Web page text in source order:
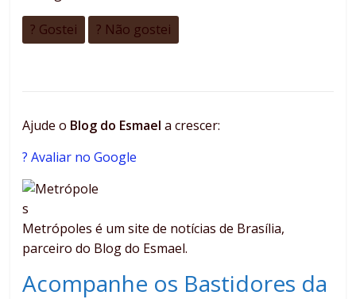
? Gostei ? Não gostei
Ajude o Blog do Esmael a crescer:
? Avaliar no Google
Metrópoles é um site de notícias de Brasília,
parceiro do Blog do Esmael.
Acompanhe os Bastidores da